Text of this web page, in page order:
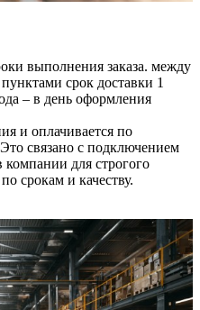
выполнения заказа. между
срок доставки 1
– в день оформления
и оплачивается по
связано с подключением
компании для строгого
срокам и качеству.